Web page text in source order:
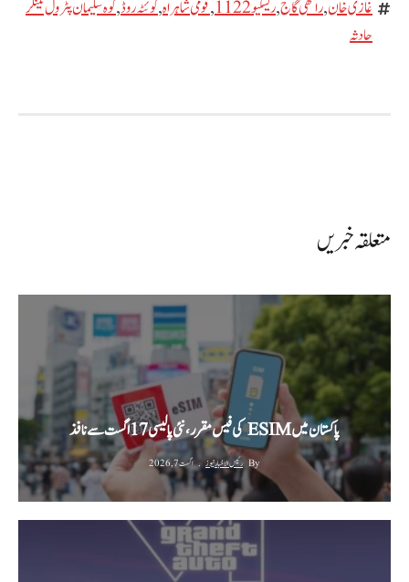
غازی خان,راکھی گاج,ریسکیو 1122 ,قومی شاہراہ,کوئٹہ روڈ,کوہ سلیمان پٹرول ٹینکر
حادثہ
متعلقہ خبریں
پاکستان میں ESIM کی فیس مقرر، نئی پالیسی 17 اگست سے نافذ
By رئیس الاخبار نیوز اگست 7, 2026